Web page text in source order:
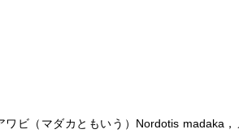
ビ（マダカともいう） Nordotis madaka